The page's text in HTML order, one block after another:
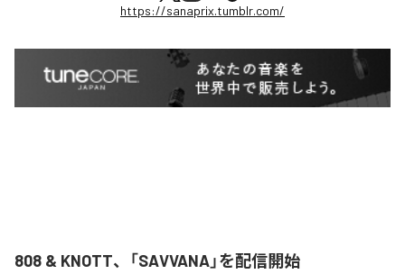
https://sanaprix.tumblr.com/
808 & KNOTT、「SAVVANA」を配信開始